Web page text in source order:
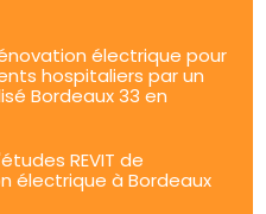
électrique pour
hospitaliers par un
Bordeaux 33 en
REVIT de
électrique à Bordeaux